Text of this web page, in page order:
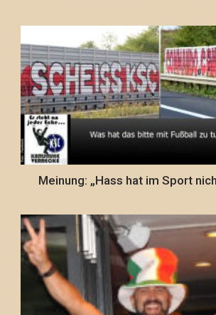
Meinung: „Hass hat im Sport